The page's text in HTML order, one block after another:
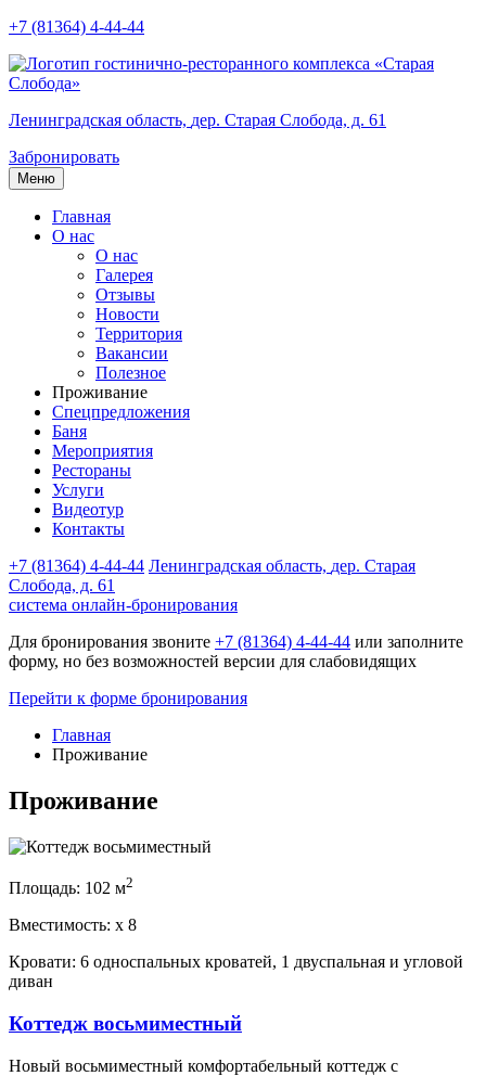
+7 (81364) 4-44-44
Ленинградская область, дер. Старая Слобода, д. 61
Забронировать
Меню
Главная
О нас
О нас
Галерея
Отзывы
Новости
Территория
Вакансии
Полезное
Проживание
Спецпредложения
Баня
Мероприятия
Рестораны
Услуги
Видеотур
Контакты
+7 (81364) 4-44-44 Ленинградская область, дер. Старая
Слобода, д. 61
система онлайн-бронирования
Для бронирования звоните +7 (81364) 4-44-44 или заполните
форму, но без возможностей версии для слабовидящих
Перейти к форме бронирования
Главная
Проживание
Проживание
Площадь: 102 м2
Вместимость: x 8
Кровати: 6 односпальных кроватей, 1 двуспальная и угловой
диван
Коттедж восьмиместный
Новый восьмиместный комфортабельный коттедж с